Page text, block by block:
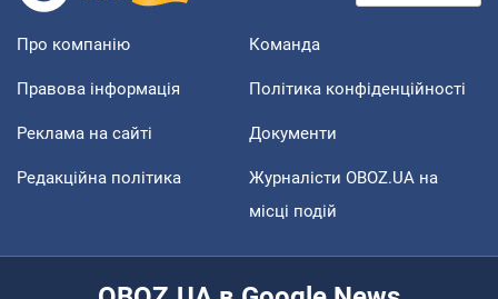
Про компанію Команда
Правова інформація Політика конфіденційності
Реклама на сайті Документи
Редакційна політика
Журналісти OBOZ.UA на
місці подій